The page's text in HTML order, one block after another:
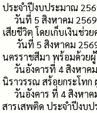
ประจำปีงบประมาณ
วันที่ 5 สิงหาคม
เสียชีวิต โดยเก็บเงินช่
วันที่ 5 สิงหาคม
นครราชสีมา พร้อมด้ว
วันอังคารที่ 4 สิงหา
นิราวรรณ สร้อยกระโท
วันอังคาร ที่ 4 สิงหา
สารเสพติด ประจำปีงบ